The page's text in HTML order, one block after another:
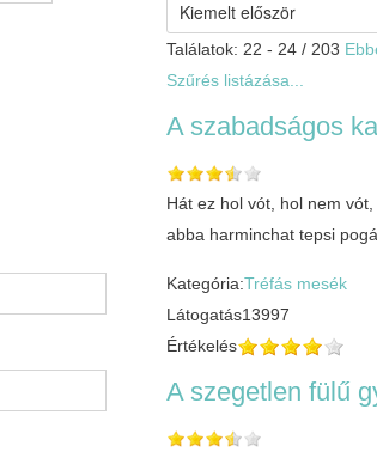
Találatok: 22 - 24 / 203
Szűrés listázása...
A szabadságos
Hát ez hol vót, hol nem
abba harminchat tepsi
Kategória:Tréfás mesék
Látogatás13997
Értékelés
A szegetlen fülű